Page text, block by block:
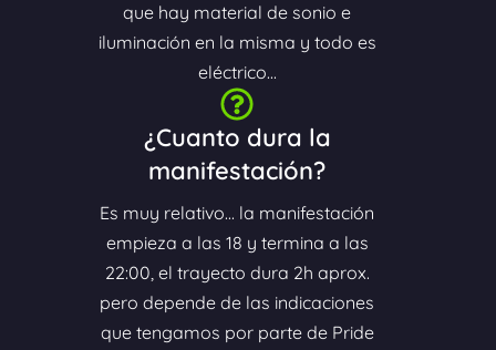
que hay material de sonio e
iluminación en la misma y todo es
eléctrico...
¿Cuanto dura la
manifestación?
Es muy relativo... la manifestación
empieza a las 18 y termina a las
22:00, el trayecto dura 2h aprox.
pero depende de las indicaciones
que tengamos por parte de Pride